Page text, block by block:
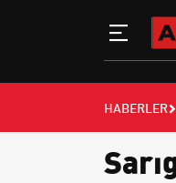
HABERLER